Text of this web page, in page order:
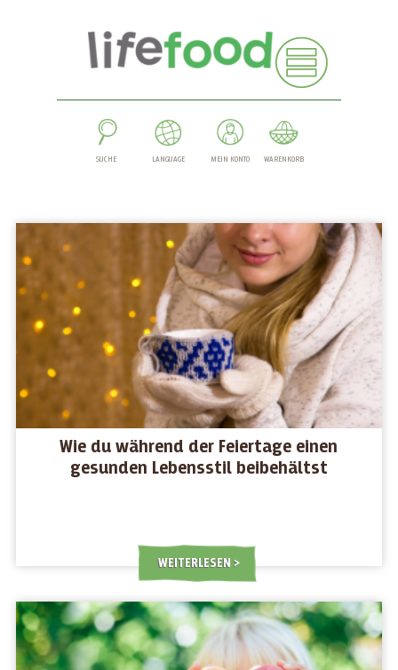
SUCHE LANGUAGE MEIN KONTO WARENKORB
Wie du während der Feiertage einen
gesunden Lebensstil beibehältst
WEITERLESEN